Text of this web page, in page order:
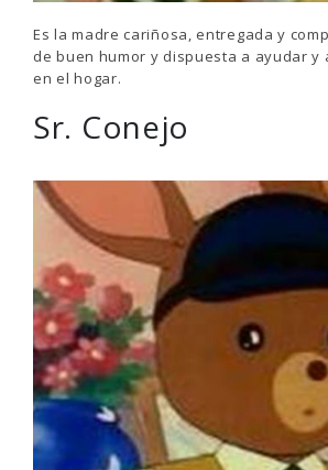
Es la madre cariñosa, entregada y
de buen humor y dispuesta a ayudar y
en el hogar.
Sr. Conejo